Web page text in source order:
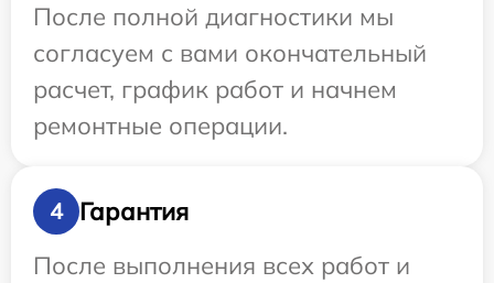
После полной диагностики мы
согласуем с вами окончательный
расчет, график работ и начнем
ремонтные операции.
4
Гарантия
После выполнения всех работ и